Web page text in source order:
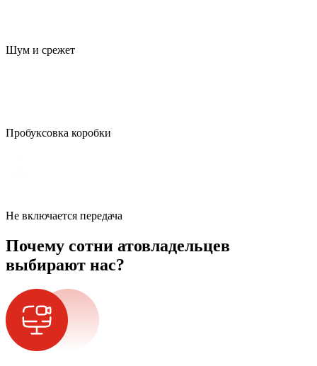
Шум и срежет
Пробуксовка коробки
Не включается передача
Почему сотни атовладельцев
выбирают нас?